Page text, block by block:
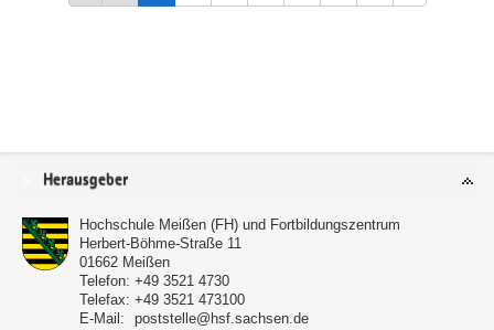
Service
Herausgeber
Hochschule Meißen (FH) und Fortbildungszentrum
Herbert-Böhme-Straße 11
01662 Meißen
Telefon: +49 3521 4730
Telefax: +49 3521 473100
E-Mail:
poststelle@hsf.sachsen.de